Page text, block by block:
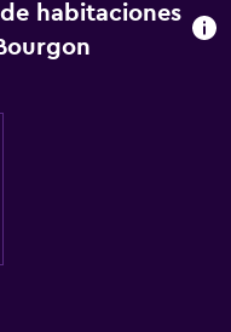
habitaciones